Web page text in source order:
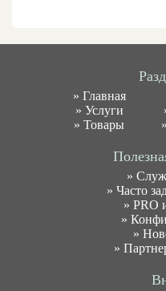
» Главная
» Услуги
»Товары
»
»
» Часто
» PRO
»
»
»